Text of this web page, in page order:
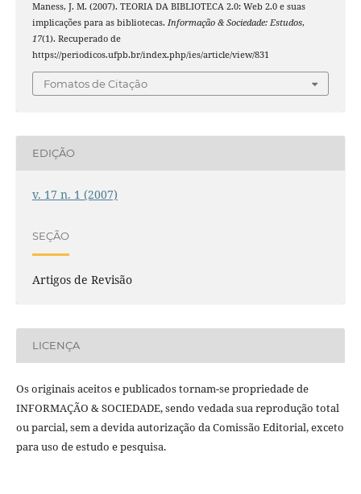
Maness, J. M. (2007). TEORIA DA BIBLIOTECA 2.0: Web 2.0 e suas
implicações para as bibliotecas. Informação & Sociedade: Estudos,
17(1). Recuperado de
https://periodicos.ufpb.br/index.php/ies/article/view/831
Fomatos de Citação
EDIÇÃO
v. 17 n. 1 (2007)
SEÇÃO
Artigos de Revisão
LICENÇA
Os originais aceitos e publicados tornam-se propriedade de
INFORMAÇÃO & SOCIEDADE, sendo vedada sua reprodução total
ou parcial, sem a devida autorização da Comissão Editorial, exceto
para uso de estudo e pesquisa.